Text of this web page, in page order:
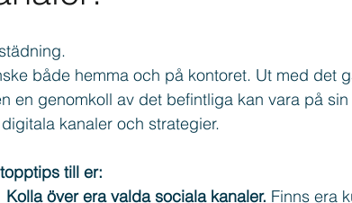
Texter
både hemma och på kontoret. Ut med det
en genomkoll av det befintliga kan vara på
kanaler och strategier.
till er:
Kolla över era valda sociala kanaler. Finns era